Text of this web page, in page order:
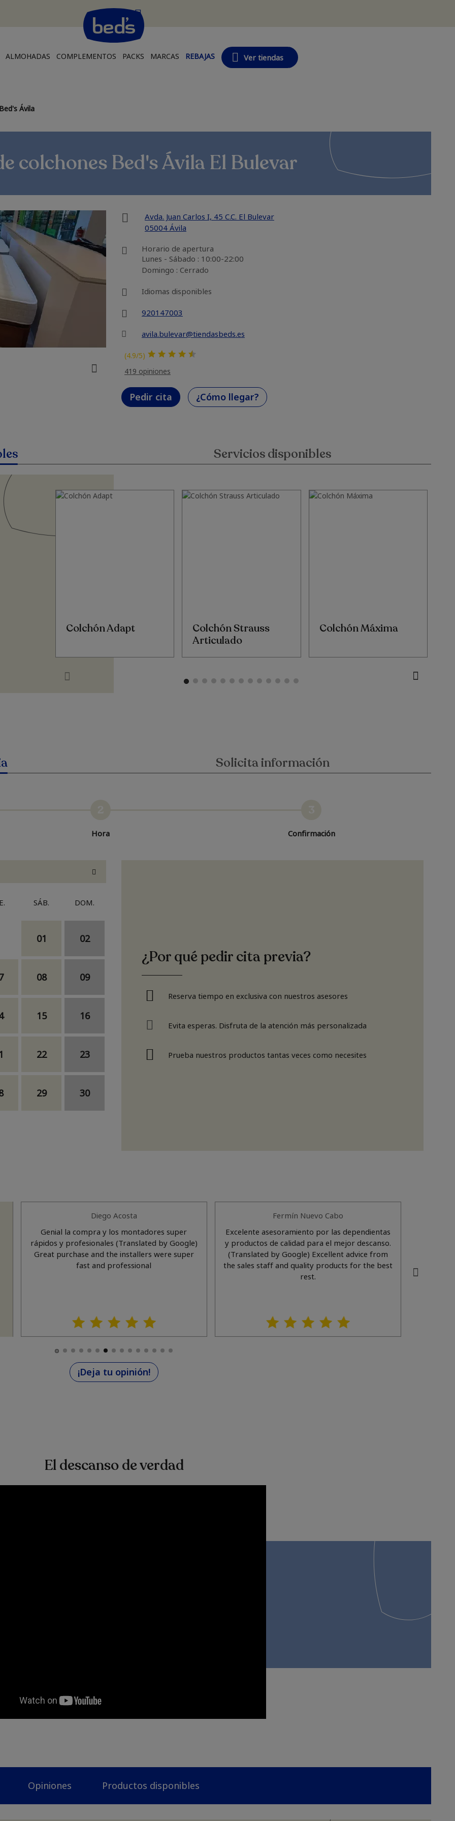
ALMOHADAS COMPLEMENTOS PACKS MARCAS REBAJAS Ver tiendas
Ávila
colchones Bed's Ávila El Bulevar
Avda. Juan Carlos I, 45 C.C. El Bulevar
05004 Ávila
Horario de apertura
Lunes - Sábado : 10:00-22:00
Domingo : Cerrado
Idiomas disponibles
920147003
avila.bulevar@tiendasbeds.es
(4.9/5)
419 opiniones
Pedir cita ¿Cómo llegar?
Servicios disponibles
Colchón Adapt
Colchón Strauss
Articulado
Colchón Máxima
Solicita información
Hora Confirmación
SÁB. DOM.
01 02
08 09
15 16
22 23
29 30
¿Por qué pedir cita previa?
Reserva tiempo en exclusiva con nuestros asesores
Evita esperas. Disfruta de la atención más personalizada
Prueba nuestros productos tantas veces como necesites
Diego Acosta
Genial la compra y los montadores super
rápidos y profesionales (Translated by Google)
Great purchase and the installers were super
fast and professional
Fermín Nuevo Cabo
Excelente asesoramiento por las dependientas
y productos de calidad para el mejor descanso.
(Translated by Google) Excellent advice from
the sales staff and quality products for the best
rest.
¡Deja tu opinión!
El descanso de verdad
Opiniones Productos disponibles